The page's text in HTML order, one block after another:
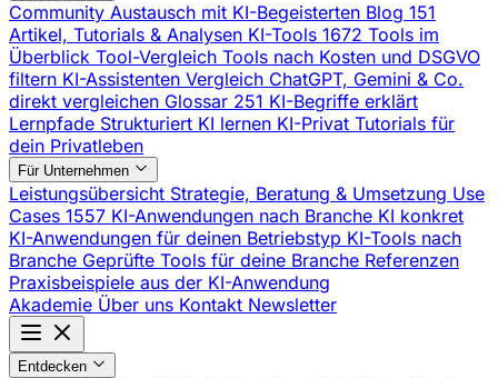
Community Austausch mit KI-Begeisterten Blog 151
Artikel, Tutorials & Analysen KI-Tools 1672 Tools im
Überblick Tool-Vergleich Tools nach Kosten und DSGVO
filtern KI-Assistenten Vergleich ChatGPT, Gemini & Co.
direkt vergleichen Glossar 251 KI-Begriffe erklärt
Lernpfade Strukturiert KI lernen KI-Privat Tutorials für
dein Privatleben
Für Unternehmen
Leistungsübersicht Strategie, Beratung & Umsetzung Use
Cases 1557 KI-Anwendungen nach Branche KI konkret
KI-Anwendungen für deinen Betriebstyp KI-Tools nach
Branche Geprüfte Tools für deine Branche Referenzen
Praxisbeispiele aus der KI-Anwendung
Akademie Über uns Kontakt Newsletter
Entdecken